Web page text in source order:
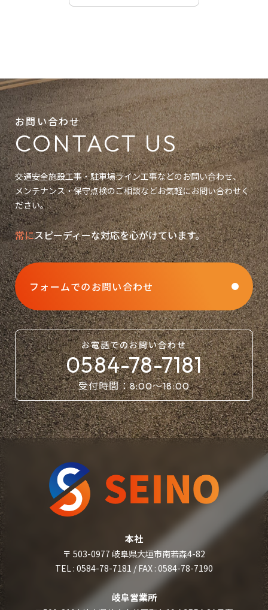
お問い合わせ
CONTACT US
交通安全施設工事・駐車場ライン工事などのお問い合わせ、
メンテナンス・保守点検のご相談などお気軽にお問い合わせく
ださい。
常にスピーディーな対応を心がけています。
フォームでのお問い合わせ
お電話でのお問い合わせ
0584-78-7181
受付時間：8:00〜18:00
本社
〒 503-0977 岐阜県大垣市南若森4-82
TEL : 0584-78-7181 / FAX : 0584-78-7190
岐阜営業所